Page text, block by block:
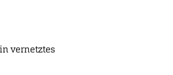
vernetztes